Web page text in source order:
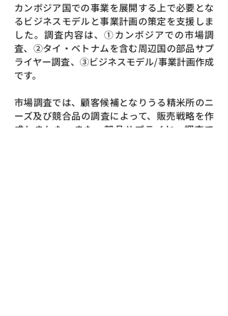
カンボジア国での事業を展開する上で必要とな
るビジネスモデルと事業計画の策定を支援しま
した。調査内容は、①カンボジアでの市場調
査、②タイ・ベトナムを含む周辺国の部品サプ
ライヤー調査、③ビジネスモデル/事業計画作成
です。
市場調査では、顧客候補となりうる精米所のニ
ーズ及び競合品の調査によって、販売戦略を作
成しました。また、部品サプライヤー調査で